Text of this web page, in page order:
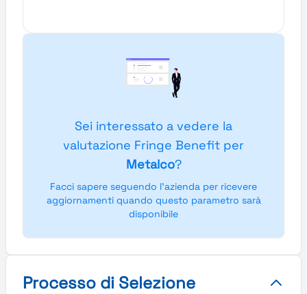
Sei interessato a vedere la
valutazione Fringe Benefit per
Metalco?
Facci sapere seguendo l'azienda per ricevere
aggiornamenti quando questo parametro sarà
disponibile
Processo di Selezione